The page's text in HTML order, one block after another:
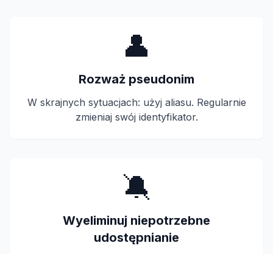
👤
Rozważ pseudonim
W skrajnych sytuacjach: użyj aliasu. Regularnie
zmieniaj swój identyfikator.
🔕
Wyeliminuj niepotrzebne
udostępnianie